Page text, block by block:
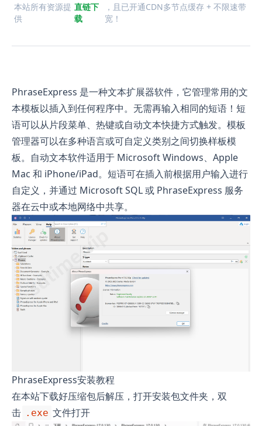
本站所有资源提
供
直链下
载
，且已开通CDN多节点缓存 + 不限速带
宽！
PhraseExpress 是一种文本扩展器软件，它管理常用的文
本模板以插入到任何程序中。无需再输入相同的短语！短
语可以从片段菜单、热键或自动文本快捷方式触发。模板
管理器可以在多种语言或可自定义类别之间切换样板模
板。自动文本软件适用于 Microsoft Windows、Apple
Mac 和 iPhone/iPad。短语可在插入前根据用户输入进行
自定义，并通过 Microsoft SQL 或 PhraseExpress 服务
器在云中或本地网络中共享。
PhraseExpress安装教程
在本站下载好压缩包后解压，打开安装包文件夹，双
击 .exe 文件打开